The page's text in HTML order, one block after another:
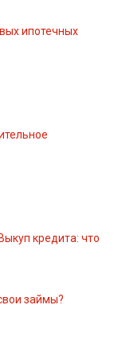
ипотечных
кредита: что
займы?